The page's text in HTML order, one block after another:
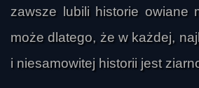
zawsze lubili historie owiane
może dlatego, że w każdej,
i niesamowitej historii jest